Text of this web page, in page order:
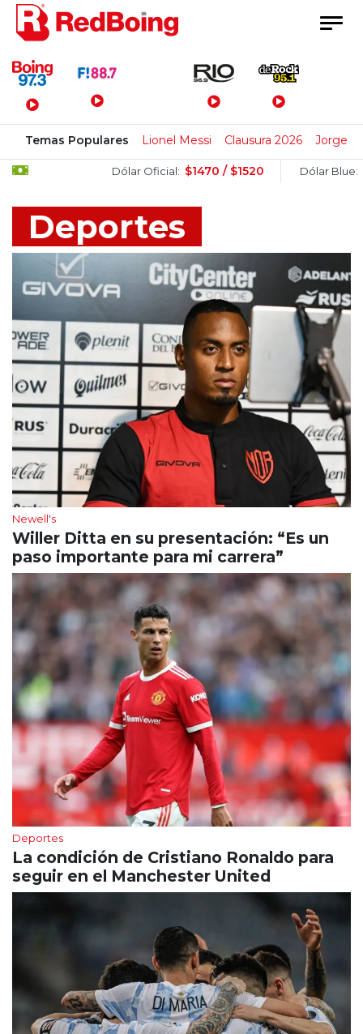
Menú Principal
Temas Populares Lionel Messi Clausura 2026 Jorge
Dólar Oficial: $1470 / $1520 Dólar Blue: $1505 /
Deportes
Newell's
Willer Ditta en su presentación: “Es un
paso importante para mi carrera”
Deportes
La condición de Cristiano Ronaldo para
seguir en el Manchester United